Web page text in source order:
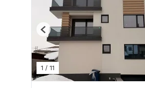
1 / 11
Previous